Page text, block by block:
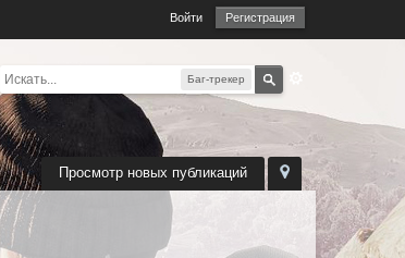
Войти Регистрация
Баг-трекер
Просмотр новых публикаций